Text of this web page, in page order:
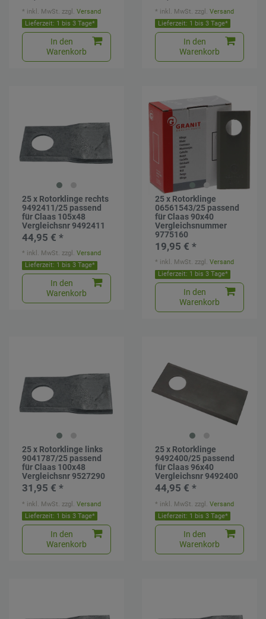
Lieferzeit: 1 bis 3 Tage*
In den
Warenkorb
* inkl. MwSt. zzgl.Versand
Lieferzeit: 1 bis 3 Tage*
In den
Warenkorb
* inkl. MwSt. zzgl.Versand
25 x Rotorklinge rechts
9492411/25 passend
für Claas 105x48
Vergleichsnr 9492411
44,95 € *
Lieferzeit: 1 bis 3 Tage*
In den
Warenkorb
* inkl. MwSt. zzgl.Versand
25 x Rotorklinge
06561543/25 passend
für Claas 90x40
Vergleichsnummer
9775160
19,95 € *
Lieferzeit: 1 bis 3 Tage*
In den
Warenkorb
* inkl. MwSt. zzgl.Versand
25 x Rotorklinge links
9041787/25 passend
für Claas 100x48
Vergleichsnr 9527290
31,95 € *
Lieferzeit: 1 bis 3 Tage*
In den
Warenkorb
* inkl. MwSt. zzgl.Versand
25 x Rotorklinge
9492400/25 passend
für Claas 96x40
Vergleichsnr 9492400
44,95 € *
Lieferzeit: 1 bis 3 Tage*
In den
Warenkorb
* inkl. MwSt. zzgl.Versand